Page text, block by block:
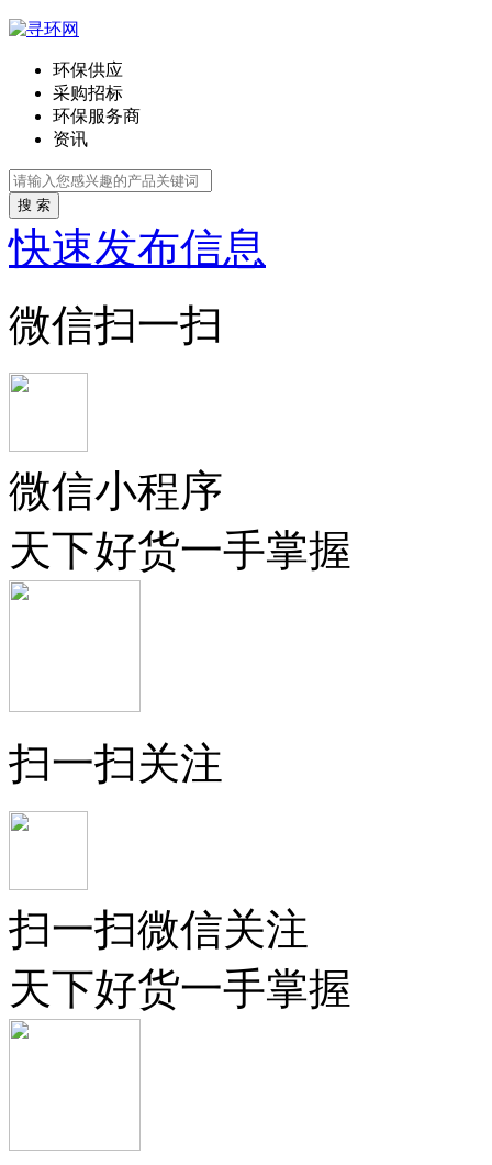
环保供应
采购招标
环保服务商
资讯
搜 索
快速发布信息
微信扫一扫
微信小程序
天下好货一手掌握
扫一扫关注
扫一扫微信关注
天下好货一手掌握